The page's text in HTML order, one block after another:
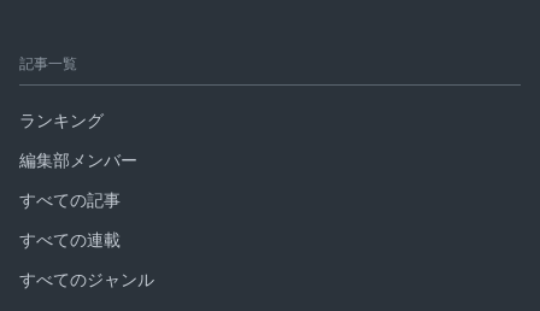
記事一覧
ランキング
編集部メンバー
すべての記事
すべての連載
すべてのジャンル